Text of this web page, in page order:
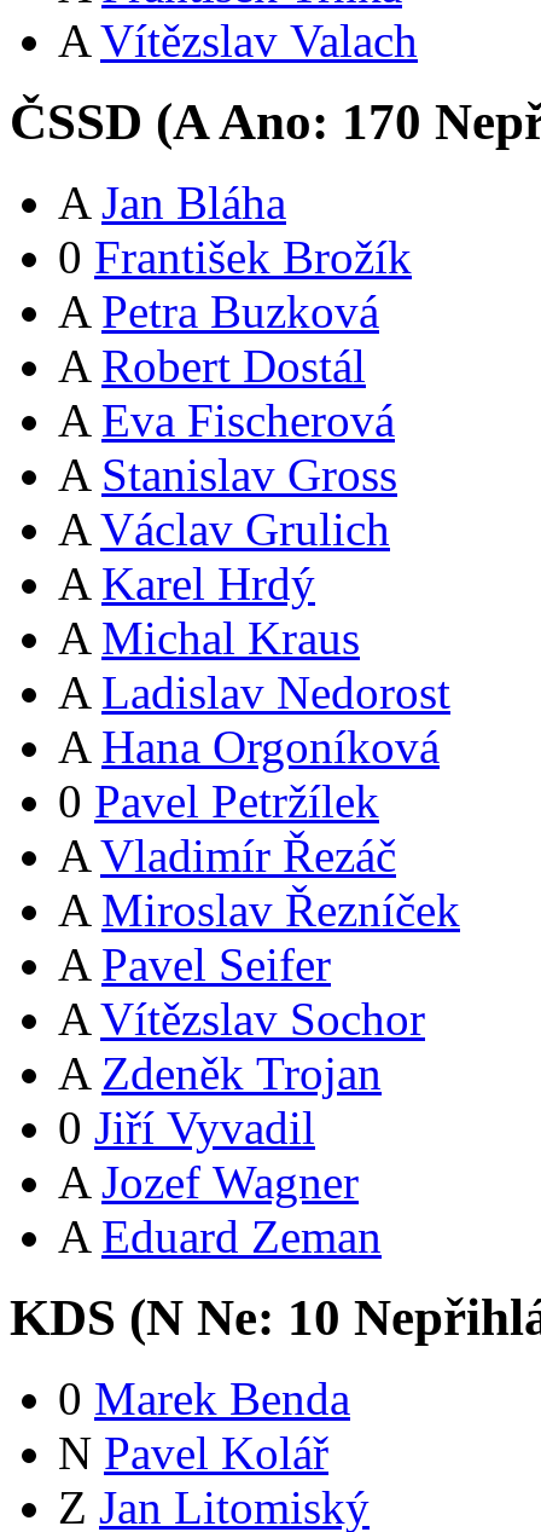
A Vítězslav Valach
ČSSD (AAno: 170
A Jan Bláha
0 František Brožík
A Petra Buzková
A Robert Dostál
A Eva Fischerová
A Stanislav Gross
A Václav Grulich
A Karel Hrdý
A Michal Kraus
A Ladislav Nedorost
A Hana Orgoníková
0 Pavel Petržílek
A Vladimír Řezáč
A Miroslav Řezníček
A Pavel Seifer
A Vítězslav Sochor
A Zdeněk Trojan
0 Jiří Vyvadil
A Jozef Wagner
A Eduard Zeman
KDS (N Ne: 10
0 Marek Benda
N Pavel Kolář
Z Jan Litomiský